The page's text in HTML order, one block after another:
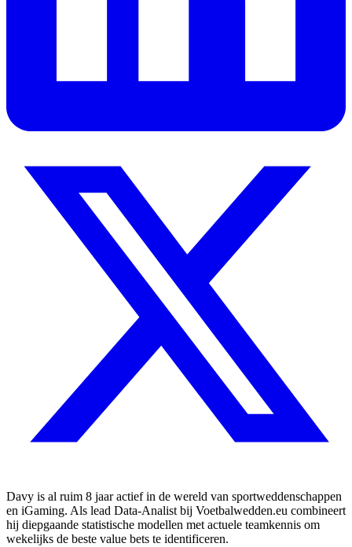
Davy is al ruim 8 jaar actief in de wereld van sportweddenschappen
en iGaming. Als lead Data-Analist bij Voetbalwedden.eu combineert
hij diepgaande statistische modellen met actuele teamkennis om
wekelijks de beste value bets te identificeren.